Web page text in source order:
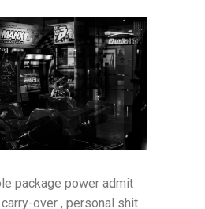
package power admit
over , personal shit